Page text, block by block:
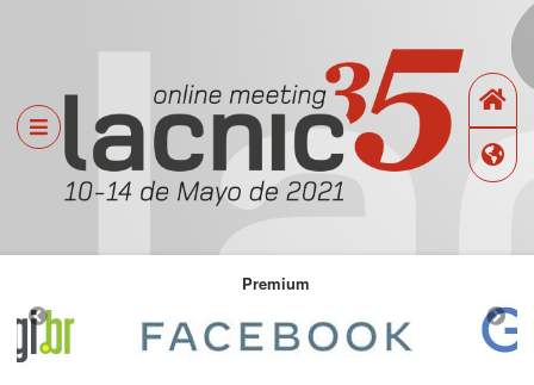
Premium